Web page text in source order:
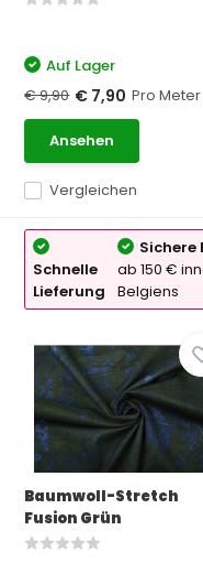
Vergleichen
Auf Lager
€ 9,90 € 7,90 Pro Meter
Ansehen
Schnelle
Lieferung
Sichere
ab 150 €
Belgiens
Baumwoll-Stretch
Fusion Grün